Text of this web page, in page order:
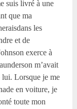
suis livré à une
que ma
les
et de
exerce à
m’avait
lui. Lorsque je me
en voiture, je
toute mon